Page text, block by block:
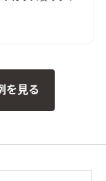
を見る